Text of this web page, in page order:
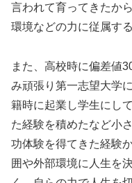
言われて育ってきたか
環境などの力に従属す
また、高校時に偏差値
み頑張り第一志望大学
籍時に起業し学生にし
た経験を積めたなど小
功体験を得てきた経験
囲や外部環境に人生を